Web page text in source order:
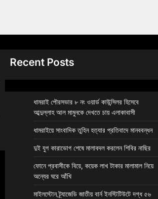
Recent Posts
ধামরাই পৌরসভার ৮ নং ওয়ার্ড কাউন্সিলর হিসেবে
আব্দুল্লাহ আল মামুনকে দেখতে চায় এলাকাবাসী
ধামরাইয়ে সাংবাদিক তুহিন হত্যার প্রতিবাদে মানববন্ধন
দুই যুগ কারাভোগ শেষে মালাবদল করলেন শিবির নাছির
ফোনে প্রবাসীকে বিয়ে, কয়েক লাখ টাকার মালামাল নিয়ে
অন্যের ঘরে আঁখি
মাইলস্টোন ট্র্যাজেডি জাতীয় বার্ন ইনস্টিটিউটে দগ্ধ ৫৬